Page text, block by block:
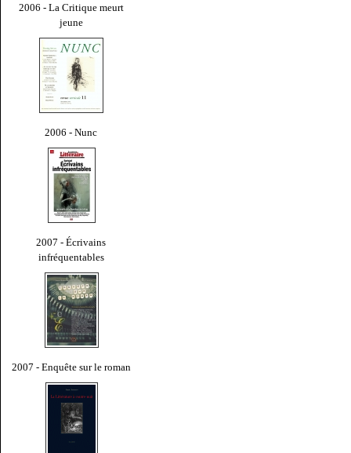
2006 - La Critique meurt
jeune
2006 - Nunc
2007 - Écrivains
infréquentables
2007 - Enquête sur le roman